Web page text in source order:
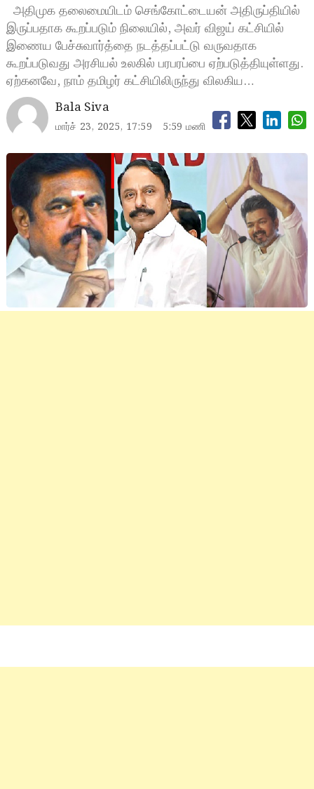
அதிமுக தலைமையிடம் செங்கோட்டையன் அதிருப்தியில்
இருப்பதாக கூறப்படும் நிலையில், அவர் விஜய் கட்சியில்
இணைய பேச்சுவார்த்தை நடத்தப்பட்டு வருவதாக
கூறப்படுவது அரசியல் உலகில் பரபரப்பை ஏற்படுத்தியுள்ளது.
ஏற்கனவே, நாம் தமிழர் கட்சியிலிருந்து விலகிய…
Bala Siva
மார்ச் 23, 2025, 17:59 5:59 மணி